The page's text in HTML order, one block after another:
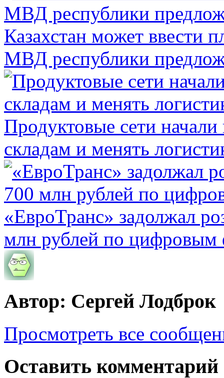
Казахстан может ввести
МВД республики
Продуктовые сети начали
складам и менять
«ЕвроТранс» задолжал
млн рублей по цифровым
Автор: Сергей Лодброк
Просмотреть все
Оставить комментарий